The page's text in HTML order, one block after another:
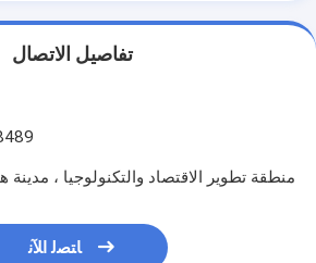
تفاصيل الاتصال
منطقة تطوير الاقتصاد والتكنولوجيا ، مدينة
ﺎﺘﺼﻟ ﺍﻶﻧ